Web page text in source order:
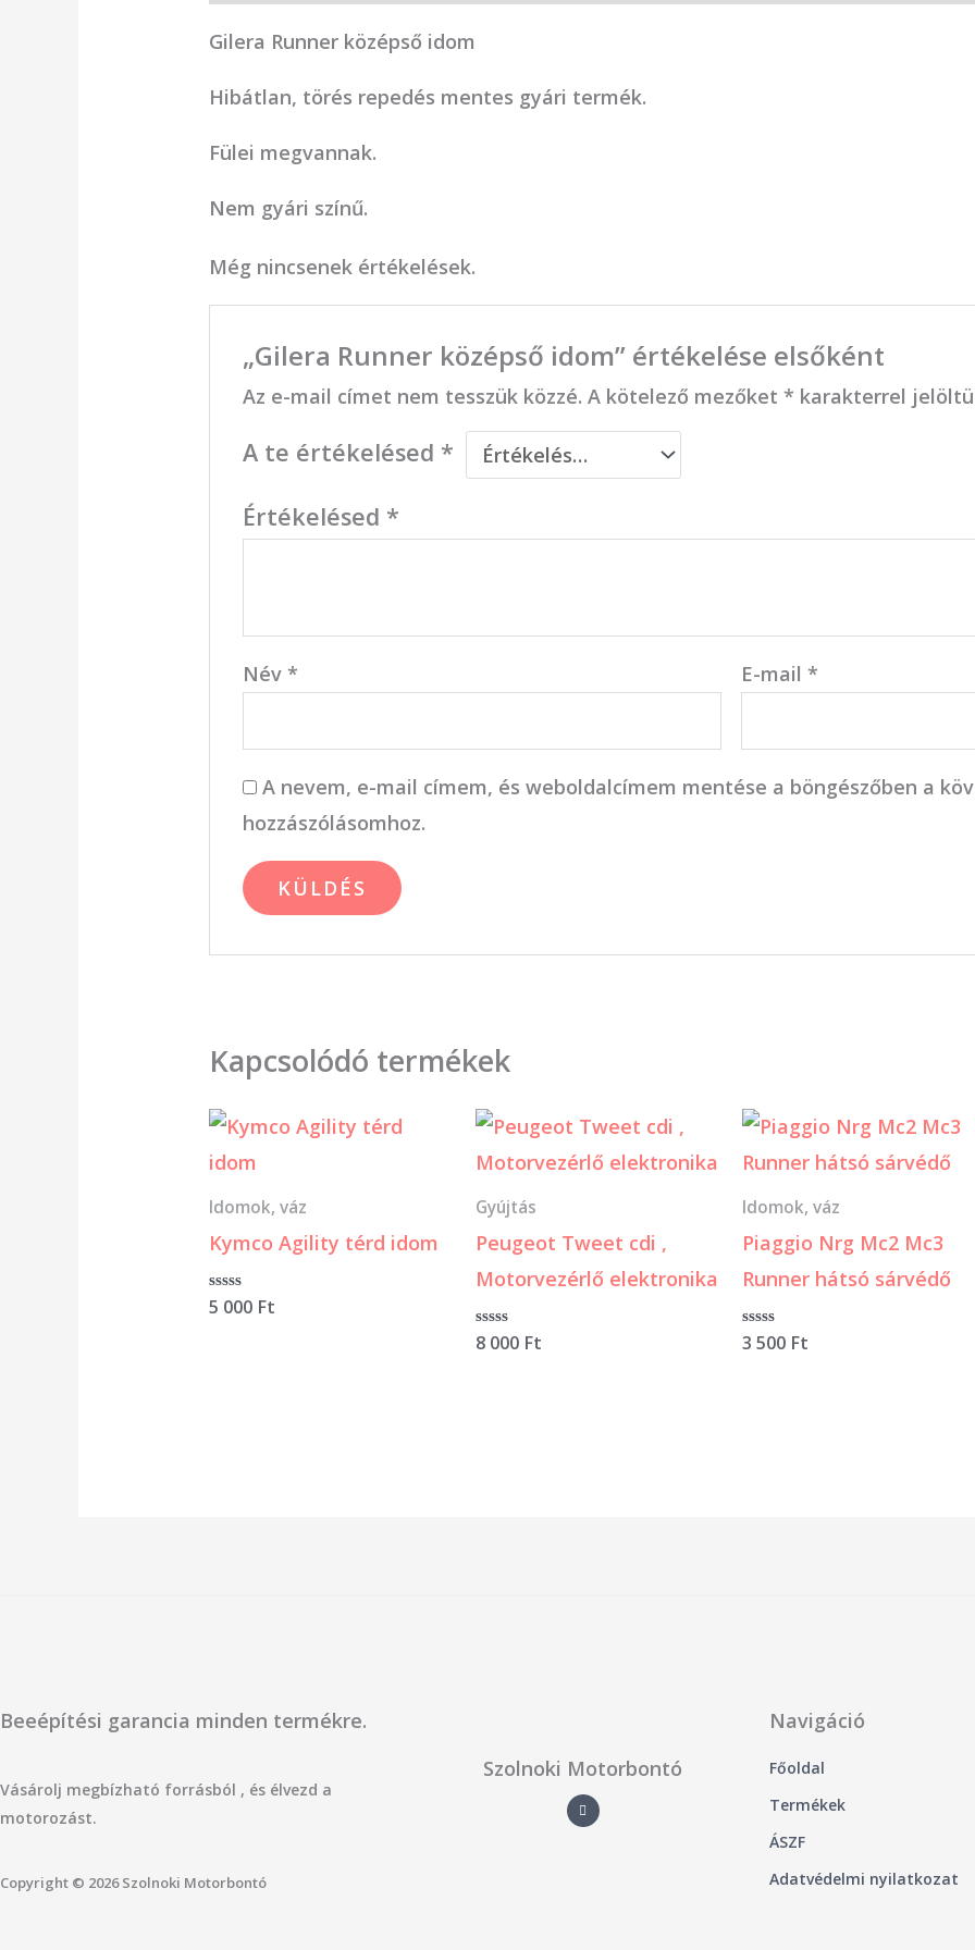
Gilera Runner középső idom
Hibátlan, törés repedés mentes gyári termék.
Fülei megvannak.
Nem gyári színű.
Még nincsenek értékelések.
„Gilera Runner középső idom” értékelése elsőként
Az e-mail címet nem tesszük közzé. A kötelező mezőket* karakterrel
A te értékelésed *
Értékelésed *
Név* E-mail *
A nevem, e-mail címem, és weboldalcímem mentése a böngészőben a
hozzászólásomhoz.
Kapcsolódó termékek
Idomok, váz
Kymco Agility térd idom
Értékelés:
5 000 Ft
Gyújtás
Peugeot Tweet cdi ,
Motorvezérlő elektronika
Értékelés:
8 000 Ft
Idomok, váz
Piaggio Nrg Mc2 Mc3
Runner hátsó sárvédő
Értékelés:
3 500 Ft
Beeépítési garancia minden termékre.
Vásárolj megbízható forrásból , és élvezd a
motorozást.
Copyright © 2026 Szolnoki Motorbontó
Szolnoki Motorbontó
F
a
c
Navigáció
Főoldal
Termékek
ÁSZF
Adatvédelmi nyilatkozat